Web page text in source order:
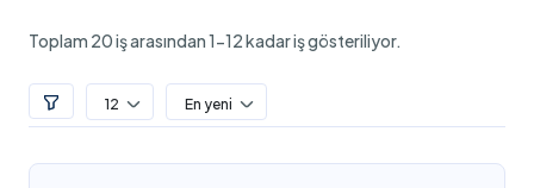
Toplam 20 iş arasından 1-12 kadar iş gösteriliyor.
12 En yeni